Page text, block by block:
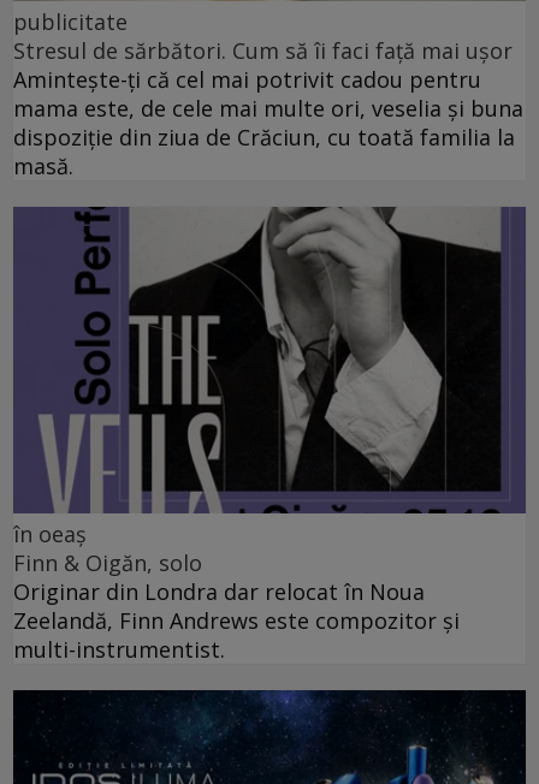
publicitate
Stresul de sărbători. Cum să îi faci față mai ușor
Amintește-ți că cel mai potrivit cadou pentru
mama este, de cele mai multe ori, veselia și buna
dispoziție din ziua de Crăciun, cu toată familia la
masă.
în oeaș
Finn & Oigăn, solo
Originar din Londra dar relocat în Noua
Zeelandă, Finn Andrews este compozitor și
multi-instrumentist.